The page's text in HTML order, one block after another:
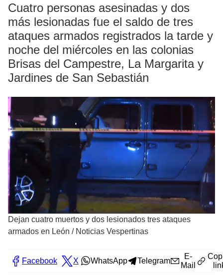
Cuatro personas asesinadas y dos
más lesionadas fue el saldo de tres
ataques armados registrados la tarde y
noche del miércoles en las colonias
Brisas del Campestre, La Margarita y
Jardines de San Sebastián
Dejan cuatro muertos y dos lesionados tres ataques
armados en León / Noticias Vespertinas
Facebook X WhatsApp Telegram
E-
Mail